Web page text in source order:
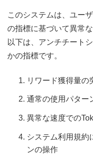
このシステムは、ユー
の指標に基づいて異常
以下は、アンチチート
かの指標です。
リワード獲得量の
通常の使用パター
異常な速度での
システム利用規約
ンの操作